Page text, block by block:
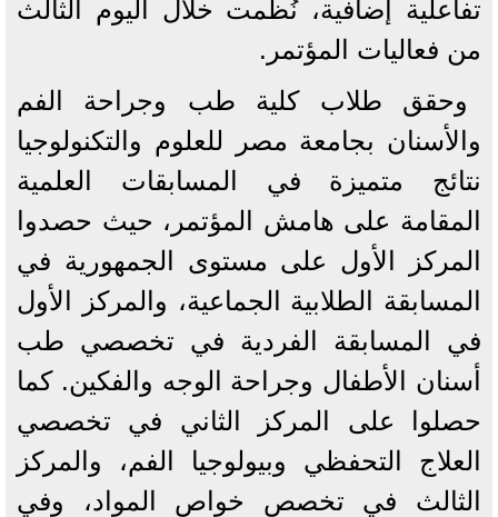
تفاعلية إضافية، نُظمت خلال اليوم الثالث
من فعاليات المؤتمر.
وحقق طلاب كلية طب وجراحة الفم
والأسنان بجامعة مصر للعلوم والتكنولوجيا
نتائج متميزة في المسابقات العلمية
المقامة على هامش المؤتمر، حيث حصدوا
المركز الأول على مستوى الجمهورية في
المسابقة الطلابية الجماعية، والمركز الأول
في المسابقة الفردية في تخصصي طب
أسنان الأطفال وجراحة الوجه والفكين. كما
حصلوا على المركز الثاني في تخصصي
العلاج التحفظي وبيولوجيا الفم، والمركز
الثالث في تخصص خواص المواد، وفي